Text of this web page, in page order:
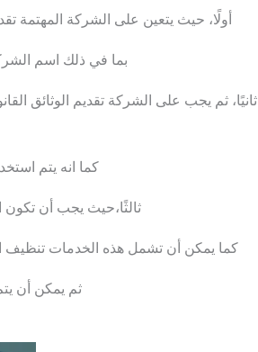
أولًا، حيث يتعين على الشركة
بما في ذلك اسم
ثانيًا، ثم يجب على الشركة تقديم الوثائق
كما انه يتم
ثالثًا،حيث يجب أن تكون
كما يمكن أن تشمل هذه الخدمات تنظيف
ثم يمكن أن